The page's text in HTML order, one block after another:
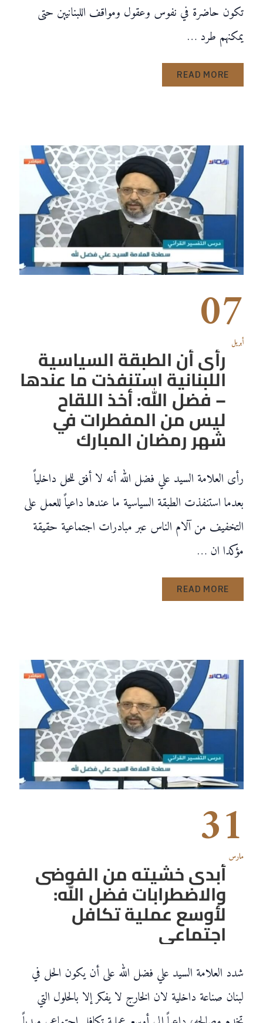
تكون حاضرة في نفوس وعقول ومواقف اللبنانيين حتى
يمكنهم طرد …
READ MORE
07
أبريل
رأى أن الطبقة السياسية
اللبنانية استنفذت ما عندها
– فضل الله: أخذ اللقاح
ليس من المفطرات في
شهر رمضان المبارك
رأى العلامة السيد علي فضل الله أنه لا أفق للحل داخلياً
بعدما استنفذت الطبقة السياسية ما عندها داعياً للعمل على
التخفيف من آلام الناس عبر مبادرات اجتماعية حقيقة
مؤكدا ان …
READ MORE
31
مارس
أبدى خشيته من الفوضى
والاضطرابات فضل الله:
لأوسع عملية تكافل
اجتماعي
شدد العلامة السيد علي فضل الله على أن يكون الحل في
لبنان صناعة داخلية لان الخارج لا يفكر إلا بالحلول التي